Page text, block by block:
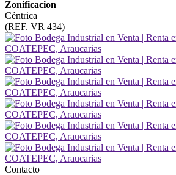
Zonificacion
Céntrica
(REF. VR 434)
Contacto